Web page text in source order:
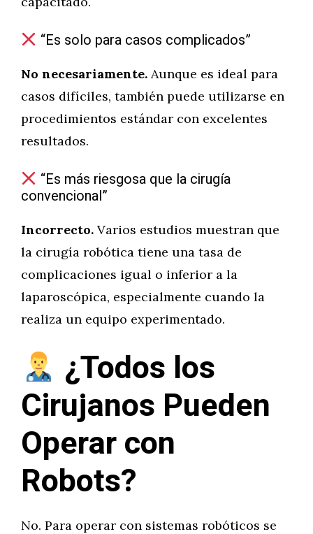
“Es solo para casos complicados”
No necesariamente. Aunque es ideal para
casos difíciles, también puede utilizarse en
procedimientos estándar con excelentes
resultados.
“Es más riesgosa que la cirugía
convencional”
Incorrecto. Varios estudios muestran que
la cirugía robótica tiene una tasa de
complicaciones igual o inferior a la
laparoscópica, especialmente cuando la
realiza un equipo experimentado.
¿Todos los
Cirujanos Pueden
Operar con
Robots?
No. Para operar con sistemas robóticos se